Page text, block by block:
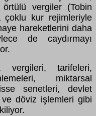
vergiler (Tobin
kur rejimleriyle
hareketlerini daha
de caydırmayı
vergileri, tarifeleri,
miktarsal
senetleri, devlet
döviz işlemleri gibi